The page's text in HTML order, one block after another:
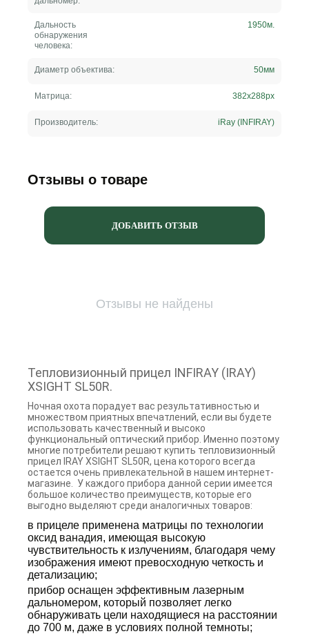
Дальность
обнаружения
человека:
1950м.
Диаметр объектива: 50мм
Матрица: 382x288px
Производитель: iRay (INFIRAY)
Отзывы о товаре
ДОБАВИТЬ ОТЗЫВ
Отзывы не найдены
Тепловизионный прицел INFIRAY (IRAY)
XSIGHT SL50R.
Ночная охота порадует вас результативностью и
множеством приятных впечатлений, если вы будете
использовать качественный и высоко
функциональный оптический прибор. Именно поэтому
многие потребители решают купить тепловизионный
прицел IRAY XSIGHT SL50R, цена которого всегда
остается очень привлекательной в нашем интернет-
магазине. У каждого прибора данной серии имеется
большое количество преимуществ, которые его
выгодно выделяют среди аналогичных товаров:
в прицеле применена матрицы по технологии
оксид ванадия, имеющая высокую
чувствительность к излучениям, благодаря чему
изображения имеют превосходную четкость и
детализацию;
прибор оснащен эффективным лазерным
дальномером, который позволяет легко
обнаруживать цели находящиеся на расстоянии
до 700 м, даже в условиях полной темноты;